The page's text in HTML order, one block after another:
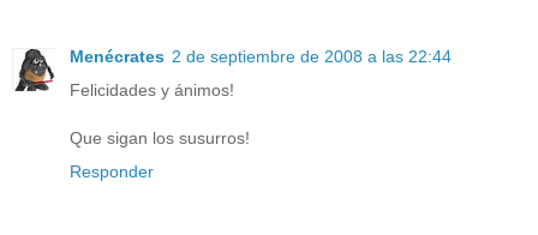
Menécrates 2 de septiembre de 2008 a las 22:44
Felicidades y ánimos!
Que sigan los susurros!
Responder